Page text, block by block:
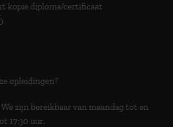
kopie diploma/certificaat
opleidingen?
zijn bereikbaar van maandag tot en
17:30 uur.